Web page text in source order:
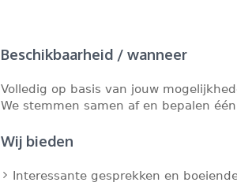
Beschikbaarheid / wanneer
Volledig op basis van jouw
We stemmen samen af en bepalen
Wij bieden
Interessante gesprekken en